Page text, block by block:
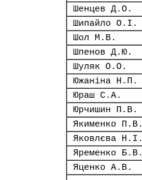
Шенцев Д.О.
Шипайло О.І.
Шол М.В.
Шпенов Д.Ю.
Шуляк О.О.
Южаніна Н.П.
Юраш С.А.
Юрчишин П.В.
Якименко П.В.
Яковлєва Н.І.
Яременко Б.В.
Яценко А.В.